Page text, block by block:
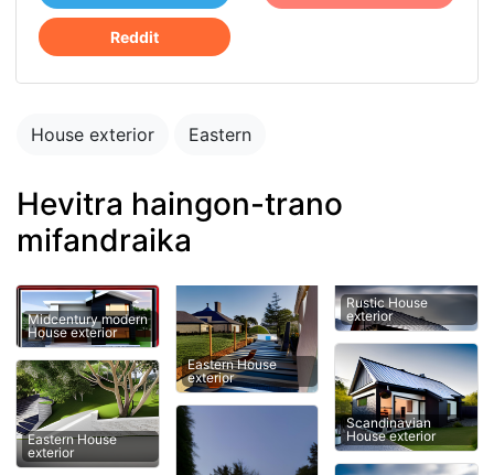
Reddit
House exterior Eastern
Hevitra haingon-trano
mifandraika
Midcentury modern
House exterior
Eastern House
exterior
Eastern House
exterior
Rustic House
exterior
Scandinavian
House exterior